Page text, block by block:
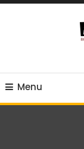
Skip
Menu